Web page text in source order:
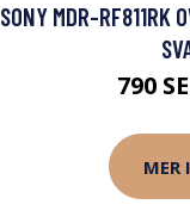
SONY MDR-RF811RK
790
MER